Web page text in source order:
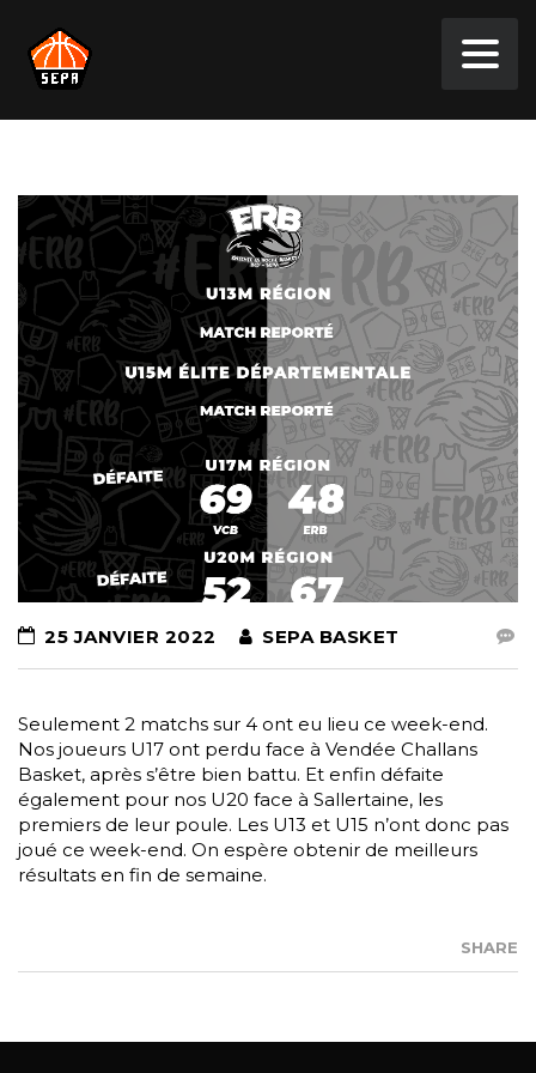
25 JANVIER 2022 SEPA BASKET
Seulement 2 matchs sur 4 ont eu lieu ce week-end.
Nos joueurs U17 ont perdu face à Vendée Challans
Basket, après s’être bien battu. Et enfin défaite
également pour nos U20 face à Sallertaine, les
premiers de leur poule. Les U13 et U15 n’ont donc pas
joué ce week-end. On espère obtenir de meilleurs
résultats en fin de semaine.
SHARE